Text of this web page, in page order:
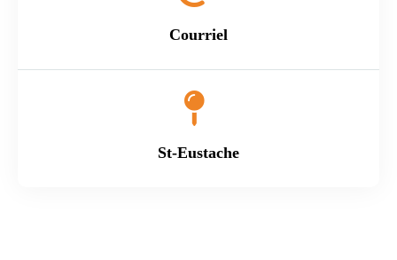
Courriel
St-Eustache